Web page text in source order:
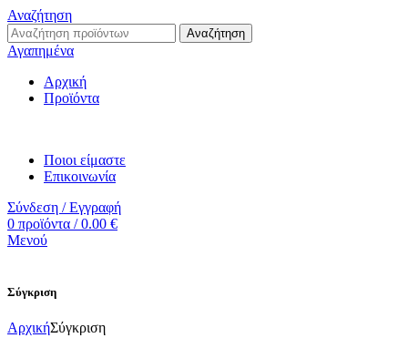
Αναζήτηση
Αναζήτηση
Αγαπημένα
Αρχική
Προϊόντα
Ποιοι είμαστε
Επικοινωνία
Σύνδεση / Εγγραφή
0 προϊόντα / 0.00 €
Μενού
Σύγκριση
ΑρχικήΣύγκριση